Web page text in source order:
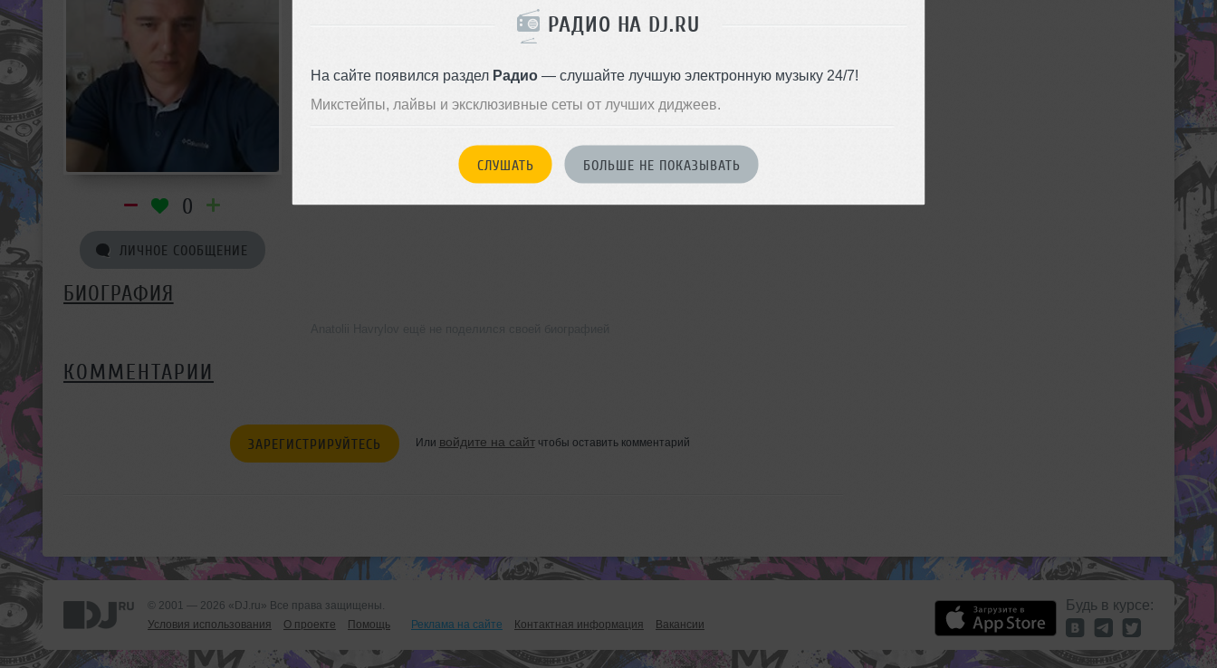
РАДИО НА DJ.RU
На сайте появился раздел Радио— слушайте лучшую электронную музыку 24/7!
Микстейпы, лайвы и эксклюзивные сеты от лучших диджеев.
СЛУШАТЬ БОЛЬШЕ НЕ ПОКАЗЫВАТЬ
0
ЛИЧНОЕ СООБЩЕНИЕ
БИОГРАФИЯ
КОММЕНТАРИИ
ЗАРЕГИСТРИРУЙТЕСЬ Или войдите на сайтчтобы оставить комментарий
© 2001 — 2026 «DJ.ru» Все права защищены.
Условия использования
О проекте Помощь Реклама на сайте Контактная информация Вакансии
Будь в курсе: